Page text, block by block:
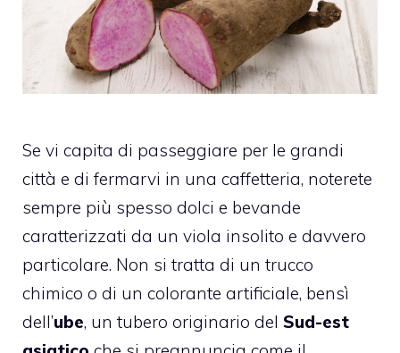
Se vi capita di passeggiare per le grandi
città e di fermarvi in una caffetteria, noterete
sempre più spesso dolci e bevande
caratterizzati da un viola insolito e davvero
particolare. Non si tratta di un trucco
chimico o di un colorante artificiale, bensì
dell’ube, un tubero originario del Sud-est